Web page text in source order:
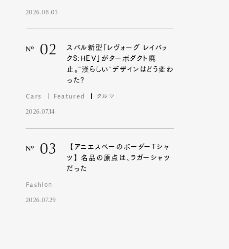
2026.08.03
Nº 02
スバル新型「レヴォーグ レイバッ
クS:HEV」がターボダクト廃
止。“漢らしい”デザインはどう変わ
った?
Cars Featured クルマ
2026.07.14
Nº 03
【アニエスベーのボーダーTシャ
ツ】名品の原点は、ラガーシャツ
だった
Fashion
2026.07.29